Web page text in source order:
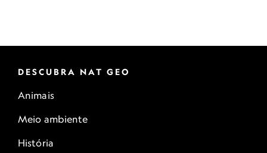
DESCUBRA NAT GEO
Animais
Meio ambiente
História